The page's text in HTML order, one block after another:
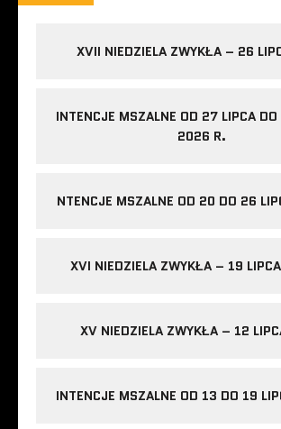
XVII NIEDZIELA ZWYKŁA – 26
INTENCJE MSZALNE OD 27 LIPCA
2026 R.
NTENCJE MSZALNE OD 20 DO 26
XVI NIEDZIELA ZWYKŁA – 19
XV NIEDZIELA ZWYKŁA – 12
INTENCJE MSZALNE OD 13 DO 19